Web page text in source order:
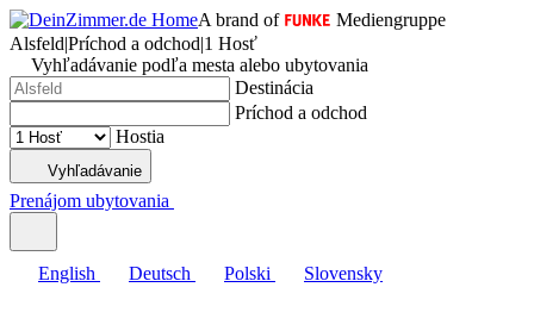
A brand of
Mediengruppe
Alsfeld|Príchod a odchod|1 Hosť
Vyhľadávanie podľa mesta alebo ubytovania
Destinácia
Príchod a odchod
Hostia
Vyhľadávanie
Prenájom ubytovania
English Deutsch Polski Slovensky